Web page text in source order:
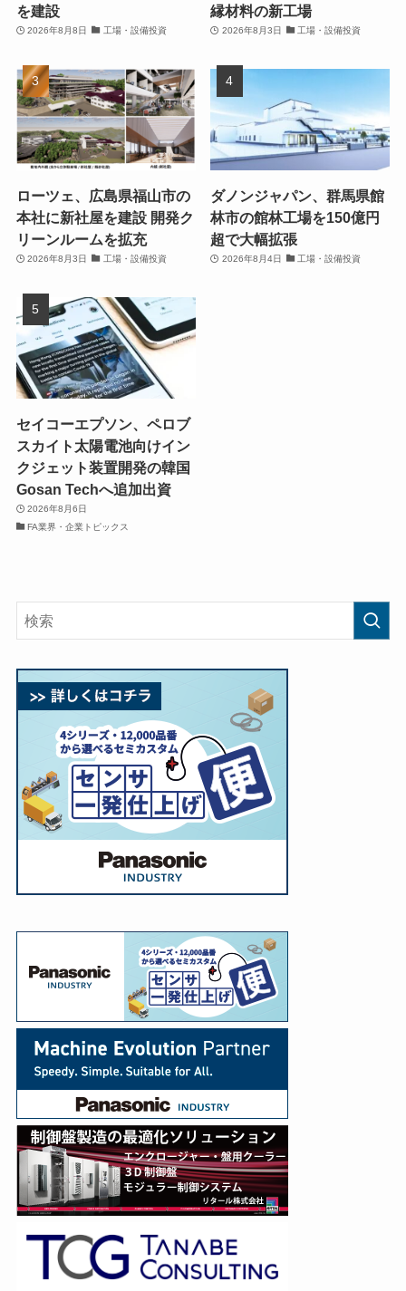
を建設
2026年8月8日 工場・設備投資
縁材料の新工場
2026年8月3日 工場・設備投資
ローツェ、広島県福山市の
本社に新社屋を建設 開発ク
リーンルームを拡充
2026年8月3日 工場・設備投資
ダノンジャパン、群馬県館
林市の館林工場を150億円
超で大幅拡張
2026年8月4日 工場・設備投資
セイコーエプソン、ペロブ
スカイト太陽電池向けイン
クジェット装置開発の韓国
Gosan Techへ追加出資
2026年8月6日
FA業界・企業トピックス